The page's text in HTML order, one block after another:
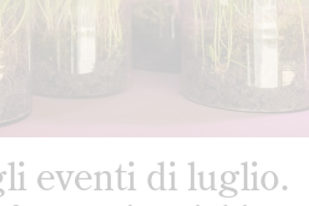
eventi di luglio.